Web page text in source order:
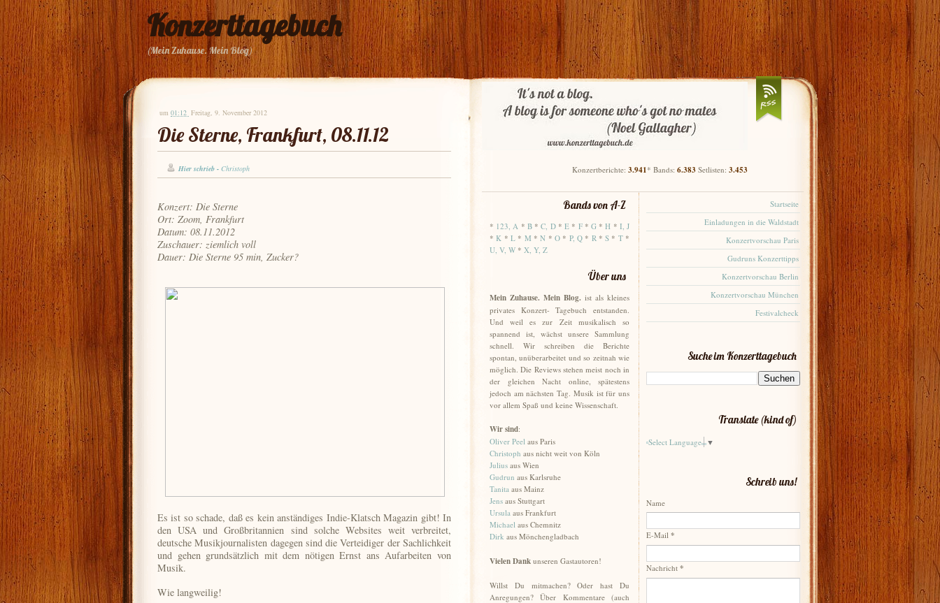
Konzerttagebuch
(Mein Zuhause. Mein Blog)
um 01:12 Freitag, 9. November 2012
Die Sterne, Frankfurt, 08.11.12
Hier schrieb - Christoph
Konzert: Die Sterne
Ort: Zoom, Frankfurt
Datum: 08.11.2012
Zuschauer: ziemlich voll
Dauer: Die Sterne 95 min, Zucker?
Es ist so schade, daß es kein anständiges Indie-Klatsch Magazin gibt! In
den USA und Großbritannien sind solche Websites weit verbreitet,
deutsche Musikjournalisten dagegen sind die Verteidiger der Sachlichkeit
und gehen grundsätzlich mit dem nötigen Ernst ans Aufarbeiten von
Musik.
Wie langweilig!
Konzertberichte: 3.941* Bands: 6.383 Setlisten: 3.453
Bands von A-Z
* 123, A * B*C, D*E * F* G *H * I, J
*K * L* M *N * O* P, Q* R*S * T*
U, V, W * X, Y, Z
Über uns
Mein Zuhause. Mein Blog. ist als kleines
privates Konzert- Tagebuch entstanden.
Und weil es zur Zeit musikalisch so
spannend ist, wächst unsere Sammlung
schnell. Wir schreiben die Berichte
spontan, unüberarbeitet und so zeitnah wie
möglich. Die Reviews stehen meist noch in
der gleichen Nacht online, spätestens
jedoch am nächsten Tag. Musik ist für uns
vor allem Spaß und keine Wissenschaft.
Wir sind:
Oliver Peel aus Paris
Christoph aus nicht weit von Köln
Julius aus Wien
Gudrun aus Karlsruhe
Tanita aus Mainz
Jens aus Stuttgart
Ursula aus Frankfurt
Michael aus Chemnitz
Dirk aus Mönchengladbach
Vielen Dank unseren Gastautoren!
Willst Du mitmachen? Oder hast Du
Anregungen? Über Kommentare (auch
Startseite
Einladungen in die Waldstadt
Konzertvorschau Paris
Gudruns Konzerttipps
Konzertvorschau Berlin
Konzertvorschau München
Festivalcheck
Suche im Konzerttagebuch
Translate (kind of)
Select Language ▼
Schreib uns!
Name
E-Mail *
Nachricht *